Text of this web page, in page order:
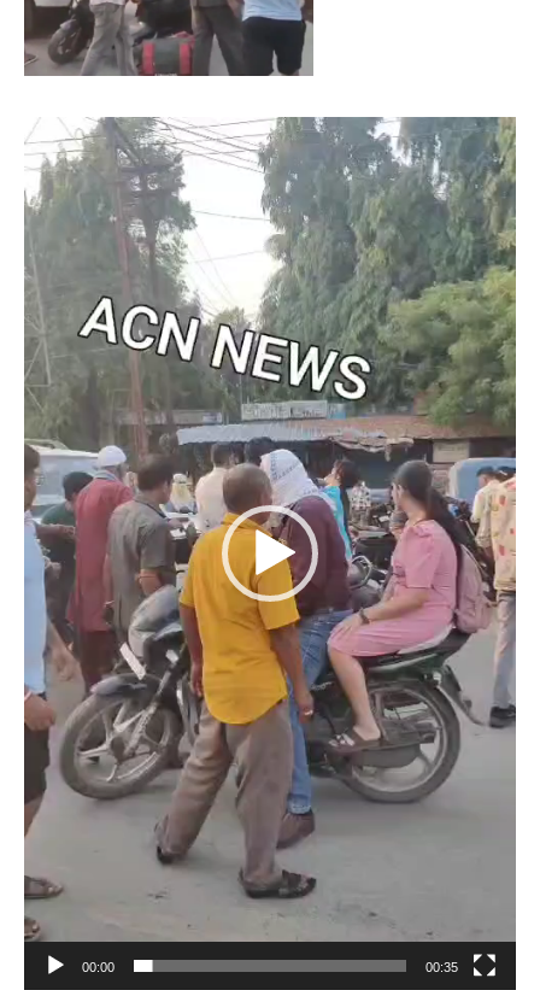
Video
Player
00:00 00:35